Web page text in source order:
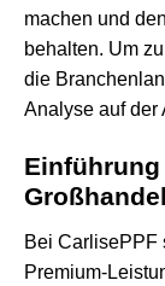
machen und
behalten. Um
die
Analyse auf der
Bei CarlisePPF
Premium-